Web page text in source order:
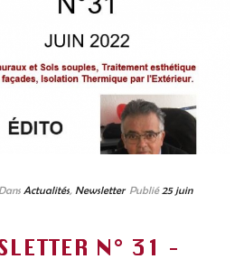
Dans Actualités Newsletter Publié 25 juin
N° 31 –